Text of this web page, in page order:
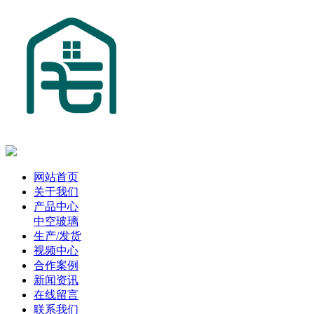
网站首页
关于我们
产品中心
中空玻璃
生产/发货
视频中心
合作案例
新闻资讯
在线留言
联系我们